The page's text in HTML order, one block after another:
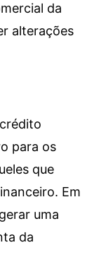
da
alterações
para os
que
Em
uma
da